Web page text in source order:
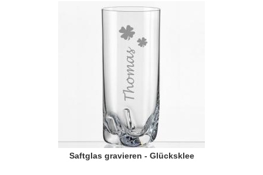
Saftglas gravieren - Glücksklee